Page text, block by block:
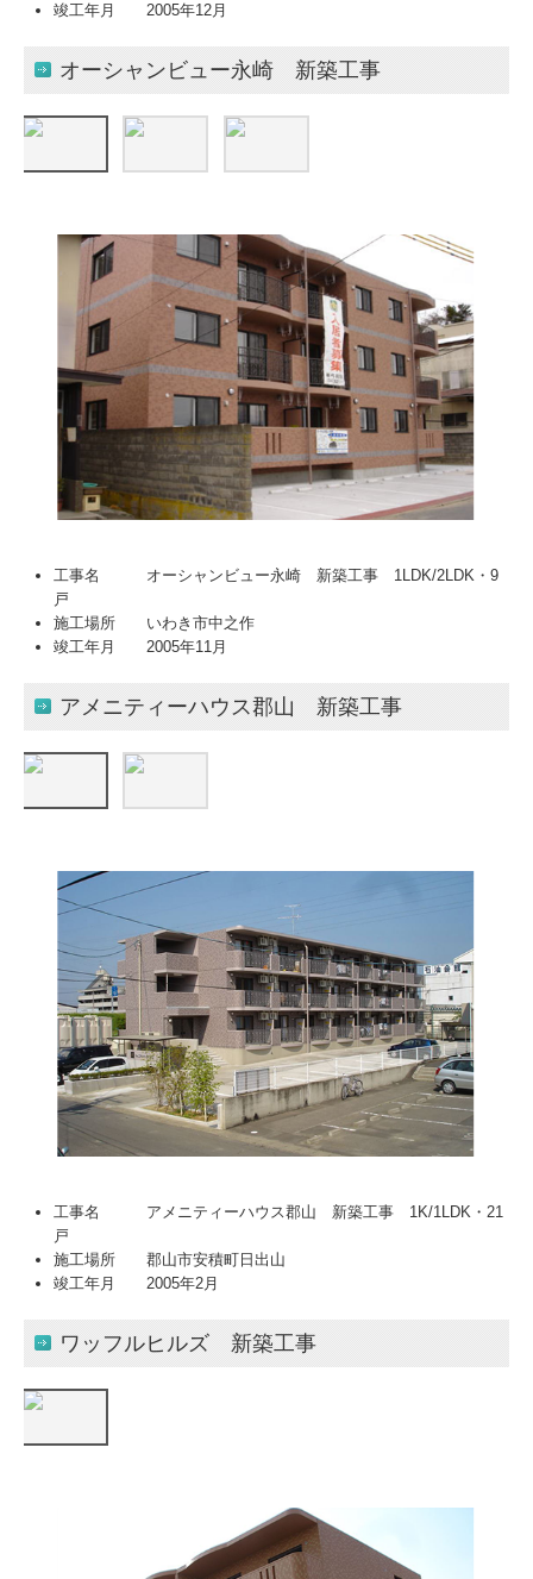
竣工年月 2005年12月
オーシャンビュー永崎 新築工事
工事名 オーシャンビュー永崎 新築工事 1LDK/2LDK・9
戸
施工場所 いわき市中之作
竣工年月 2005年11月
アメニティーハウス郡山 新築工事
工事名 アメニティーハウス郡山 新築工事 1K/1LDK・21
戸
施工場所 郡山市安積町日出山
竣工年月 2005年2月
ワッフルヒルズ 新築工事